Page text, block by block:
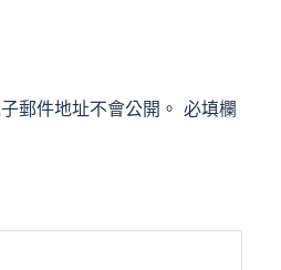
郵件地址不會公開。 必填欄